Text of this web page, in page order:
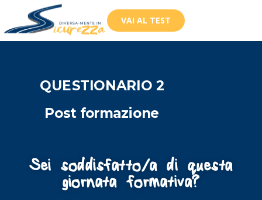
VAI AL TEST
QUESTIONARIO 2
Post formazione
Sei soddisfatto/a di questa
giornata formativa?